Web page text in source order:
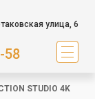
улица, 6
58
STUDIO 4K